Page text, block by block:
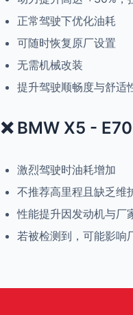
正常驾驶下优化油耗
可随时恢复原厂设置
无需机械改装
提升驾驶顺畅度与舒适
❌ BMW X5 -
激烈驾驶时油耗增加
不推荐高里程且缺乏维
性能提升因发动机与厂
若被检测到，可能影响